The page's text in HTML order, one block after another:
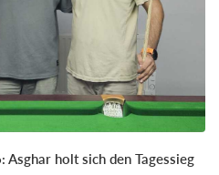
holt sich den Tagessieg